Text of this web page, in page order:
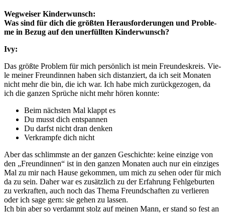
Weg­wei­ser Kin­der­wunsch:
Was sind für dich die größ­ten Her­aus­for­de­run­gen und Pro­ble­
me in Bezug auf den uner­füll­ten Kin­der­wunsch?
Ivy:
Das größ­te Pro­blem für mich per­sön­lich ist mein Freun­des­kreis. Vie­
le mei­ner Freun­din­nen haben sich distan­ziert, da ich seit Mona­ten
nicht mehr die bin, die ich war. Ich habe mich zurück­ge­zo­gen, da
ich die gan­zen Sprü­che nicht mehr hören konn­te:
Beim nächs­ten Mal klappt es
Du musst dich ent­span­nen
Du darfst nicht dran den­ken
Ver­kramp­fe dich nicht
Aber das schlimms­te an der gan­zen Geschich­te: kei­ne ein­zi­ge von
den „Freun­din­nen“ ist in den gan­zen Mona­ten auch nur ein ein­zi­ges
Mal zu mir nach Hau­se gekom­men, um mich zu sehen oder für mich
da zu sein. Daher war es zusätz­lich zu der Erfah­rung Fehl­ge­bur­ten
zu ver­kraf­ten, auch noch das The­ma Freund­schaf­ten zu ver­lie­ren
oder ich sage gern: sie gehen zu las­sen.
Ich bin aber so ver­dammt stolz auf mei­nen Mann, er stand so fest an